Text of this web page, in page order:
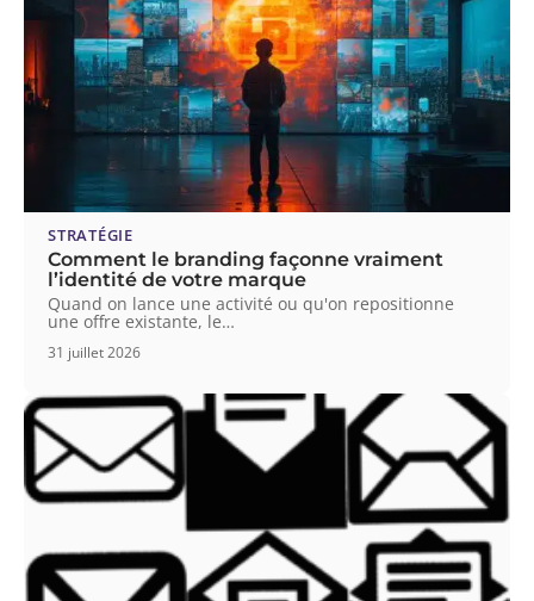
STRATÉGIE
Comment le branding façonne vraiment
l’identité de votre marque
Quand on lance une activité ou qu'on repositionne
une offre existante, le…
31 juillet 2026